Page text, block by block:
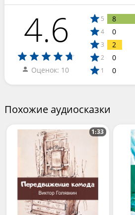
4.6
Оценок: 10
5 8
4 0
3 2
2 0
1 0
Похожие аудиосказки
1:33